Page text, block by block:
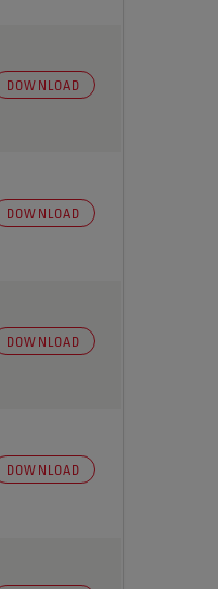
DOWNLOAD
DOWNLOAD
DOWNLOAD
DOWNLOAD